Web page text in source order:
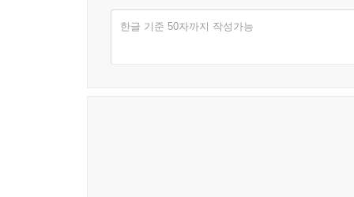
한글 기준 50자까지 작성가능